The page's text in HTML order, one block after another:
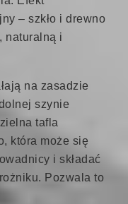
– szkło i drewno
naturalną i
na zasadzie
szynie
tafla
która może się
i składać
Pozwala to